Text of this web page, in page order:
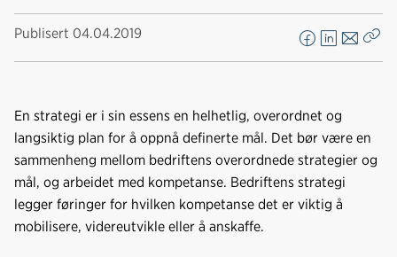
Publisert 04.04.2019
F
a
e
b
o
L
i
k
e
d
n
E
-
o
s
t
En strategi er i sin essens en helhetlig, overordnet og
langsiktig plan for å oppnå definerte mål. Det bør være en
sammenheng mellom bedriftens overordnede strategier og
mål, og arbeidet med kompetanse. Bedriftens strategi
legger føringer for hvilken kompetanse det er viktig å
mobilisere, videreutvikle eller å anskaffe.